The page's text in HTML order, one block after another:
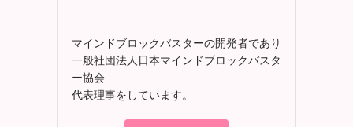
マインドブロックバスターの開発者であり
一般社団法人日本マインドブロックバスタ
ー協会
代表理事をしています。